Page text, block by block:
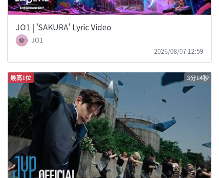
JO1 | 'SAKURA' Lyric Video
JO1
2026/08/07 12:59
最高1位 3分14秒